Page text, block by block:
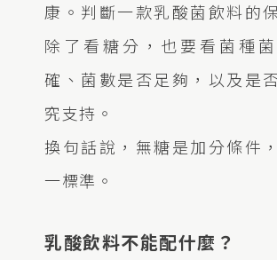
康。判斷一款乳酸菌飲料的
除了看糖分，也要看菌種
確、菌數是否足夠，以及是
究支持。
換句話說，無糖是加分條件
一標準。
乳酸飲料不能配什麼？